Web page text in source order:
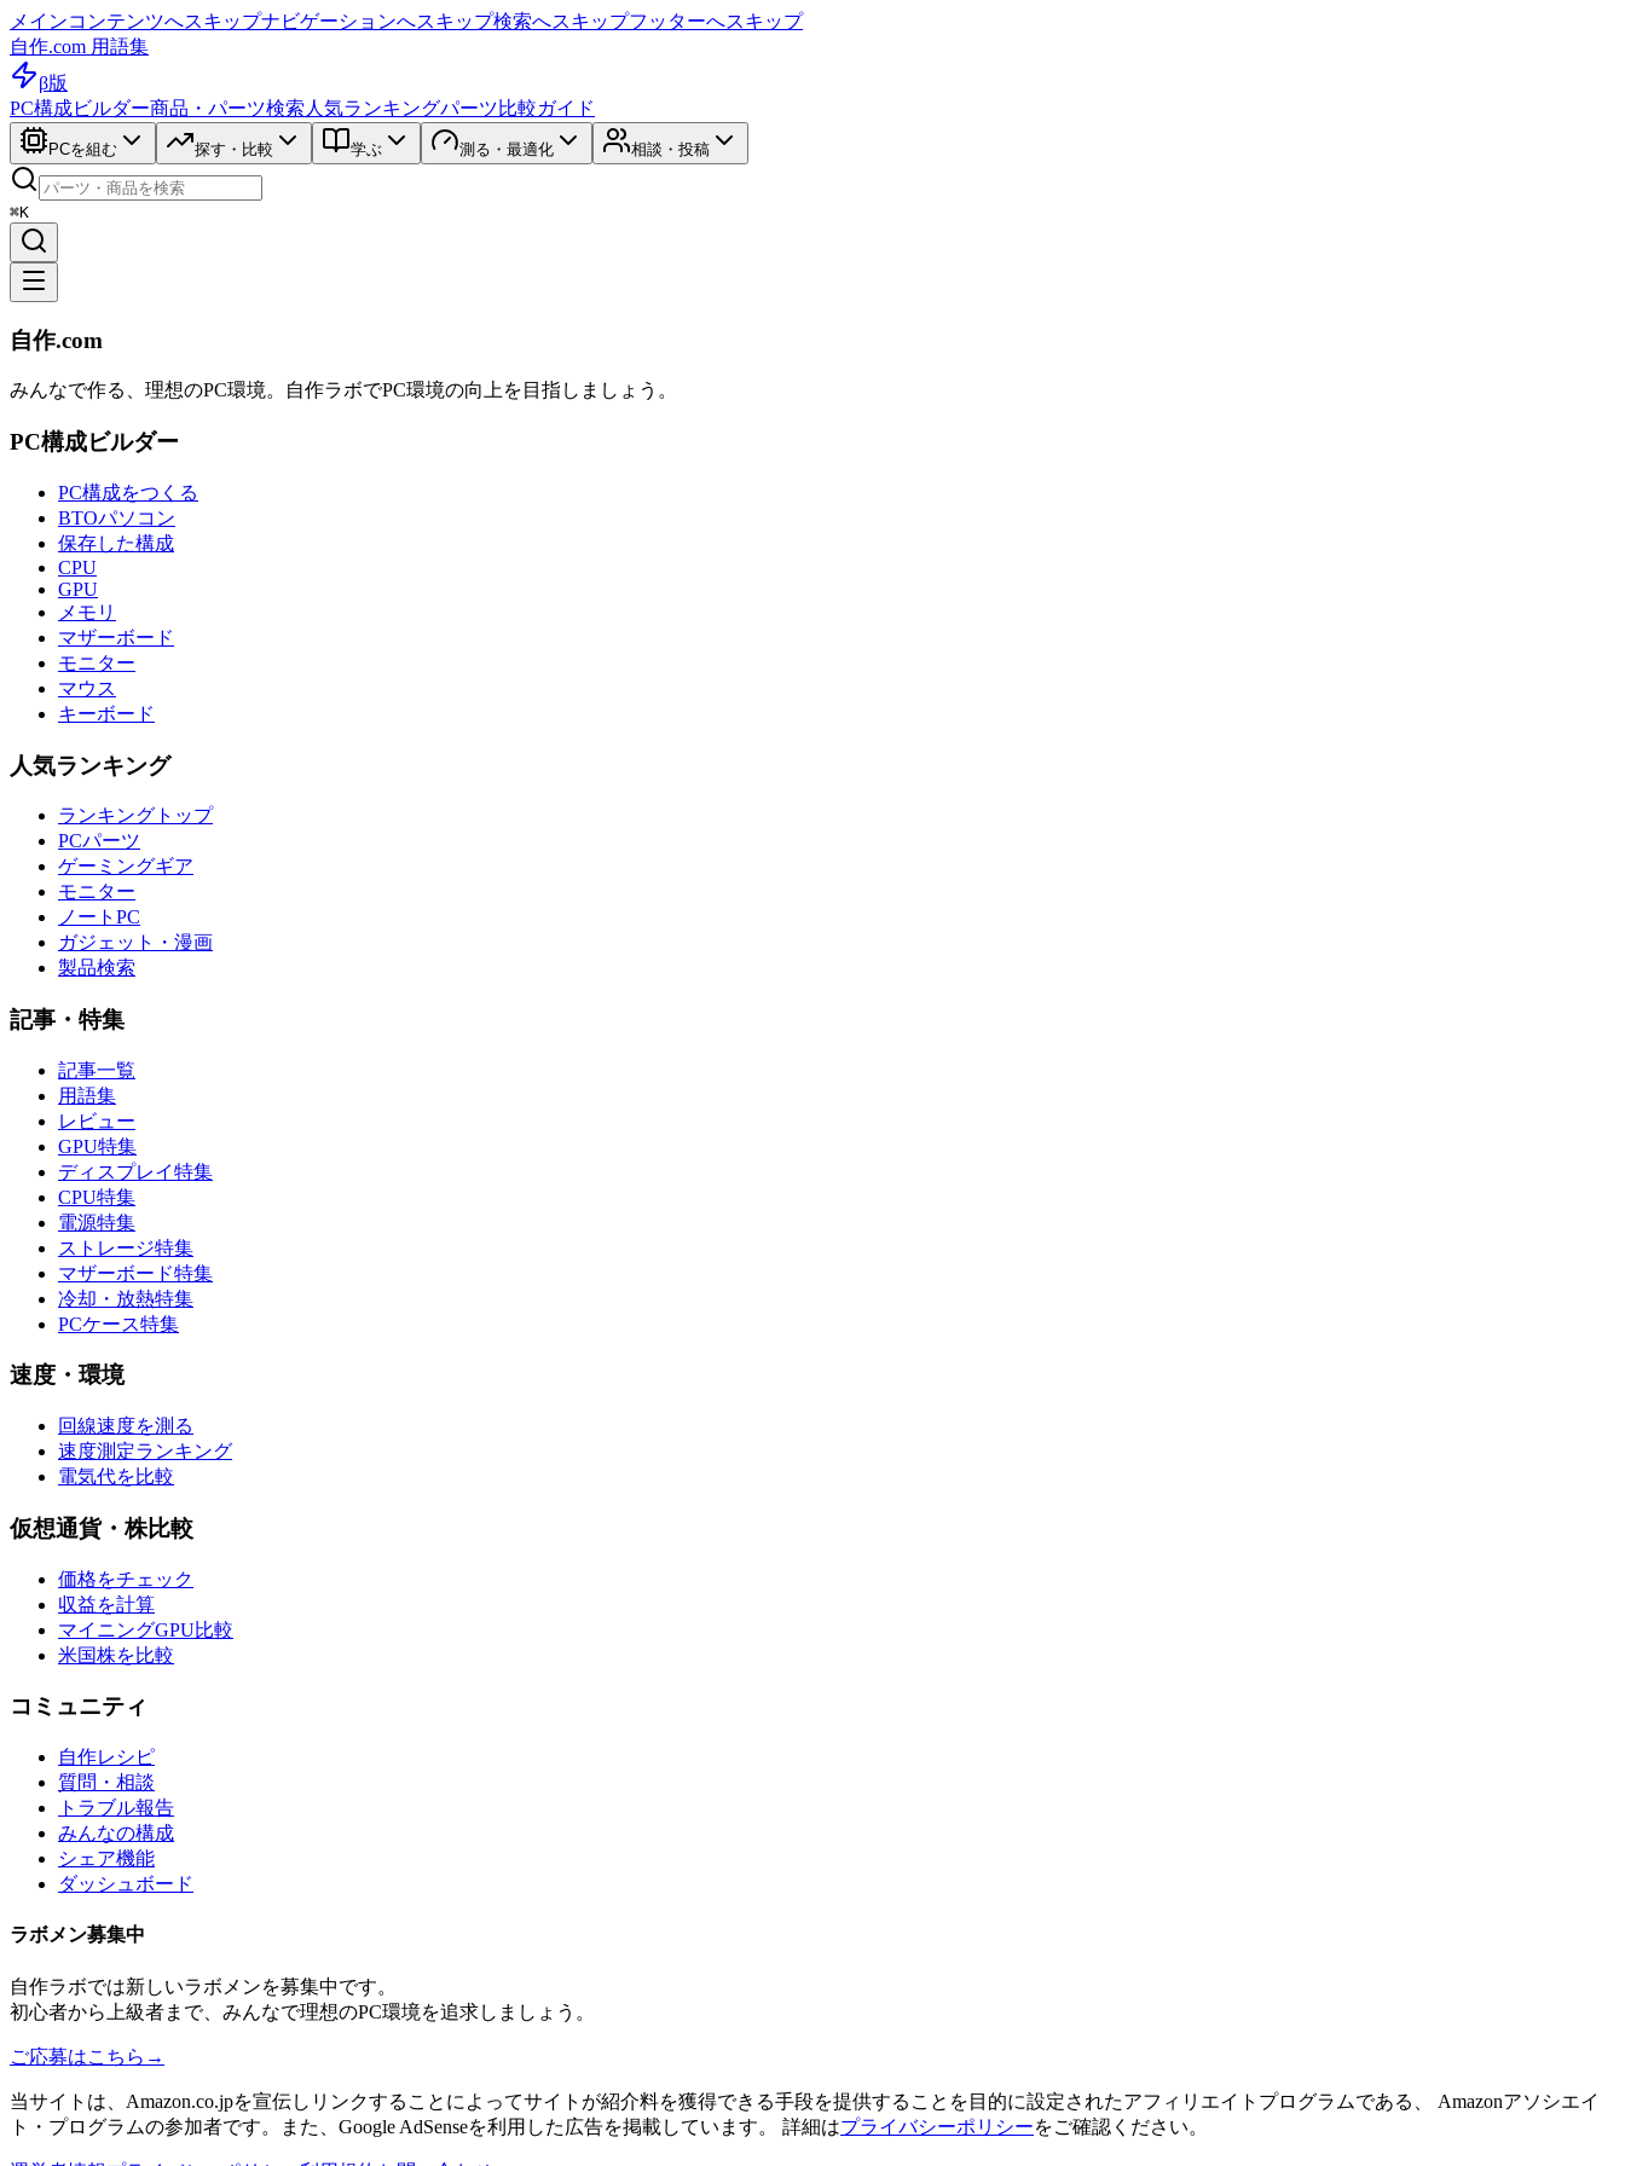
メインコンテンツへスキップナビゲーションへスキップ検索へスキップフッターへスキップ
自作.com 用語集
β版
PC構成ビルダー商品・パーツ検索 人気ランキングパーツ比較ガイド
PCを組む 探す・比較 学ぶ 測る・最適化 相談・投稿
⌘K
自作.com
みんなで作る、理想のPC環境。 自作ラボでPC環境の向上を目指しましょう。
PC構成ビルダー
PC構成をつくる
BTOパソコン
保存した構成
CPU
GPU
メモリ
マザーボード
モニター
マウス
キーボード
人気ランキング
ランキングトップ
PCパーツ
ゲーミングギア
モニター
ノートPC
ガジェット・漫画
製品検索
記事・特集
記事一覧
用語集
レビュー
GPU特集
ディスプレイ特集
CPU特集
電源特集
ストレージ特集
マザーボード特集
冷却・放熱特集
PCケース特集
速度・環境
回線速度を測る
速度測定ランキング
電気代を比較
仮想通貨・株比較
価格をチェック
収益を計算
マイニングGPU比較
米国株を比較
コミュニティ
自作レシピ
質問・相談
トラブル報告
みんなの構成
シェア機能
ダッシュボード
ラボメン募集中
自作ラボでは新しいラボメンを募集中です。
初心者から上級者まで、みんなで理想のPC環境を追求しましょう。
ご応募はこちら →
当サイトは、Amazon.co.jpを宣伝しリンクすることによってサイトが紹介料を獲得できる手段を提供することを目的に設定されたアフィリエイトプログラムである、 Amazonアソシエイ
ト・プログラムの参加者です。また、Google AdSenseを利用した広告を掲載しています。 詳細はプライバシーポリシーをご確認ください。